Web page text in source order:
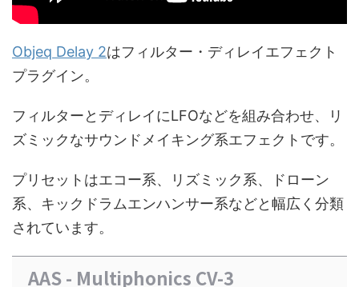
Objeq Delay 2はフィルター・ディレイエフェクト
プラグイン。
フィルターとディレイにLFOなどを組み合わせ、リ
ズミックなサウンドメイキング系エフェクトです。
プリセットはエコー系、リズミック系、ドローン
系、キックドラムエンハンサー系などと幅広く分類
されています。
AAS - Multiphonics CV-3